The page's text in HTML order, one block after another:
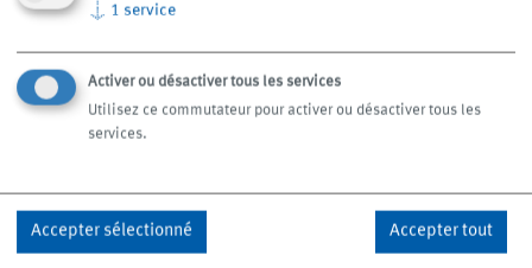
Domaines d'application
Les broyeurs à copeaux ZH-J und ZHV-J sont destinés au
L’alimentation en copeaux s’effectue à la horizontale, par
le haut.
↓ 1 service
Activer ou désactiver tous les services
Utilisez ce commutateur pour activer ou désactiver tous les
services.
Accepter sélectionné Accepter tout